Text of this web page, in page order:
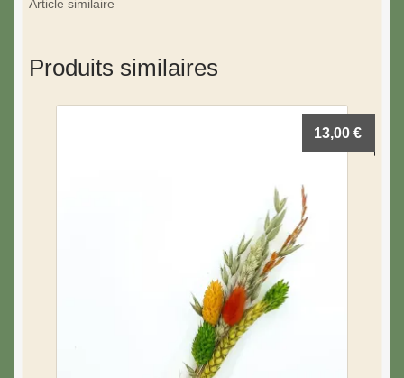
Article similaire
Produits similaires
13,00€